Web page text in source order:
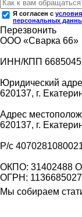
Я согласен с
персональных
Перезвонить
ООО «Сварка 66»
ИНН/КПП
Юридический
620137, г.
Адрес
620137, г.
Р/с
ОКПО: 31402488
ОГРН:
Мы собираем